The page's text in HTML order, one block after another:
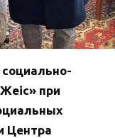
при
Центра